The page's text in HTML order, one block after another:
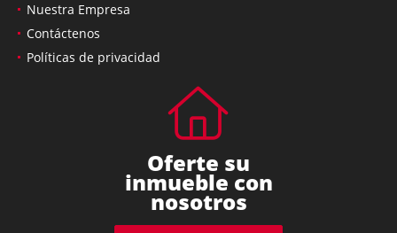
Nuestra Empresa
Contáctenos
Políticas de privacidad
Oferte su
inmueble con
nosotros